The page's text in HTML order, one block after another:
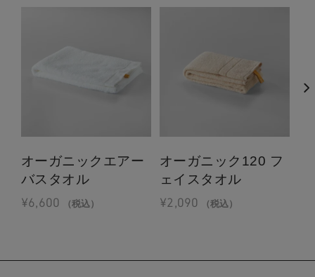
オーガニックエアー
バスタオル
¥6,600 （税込）
オーガニック120 フ
ェイスタオル
¥2,090 （税込）